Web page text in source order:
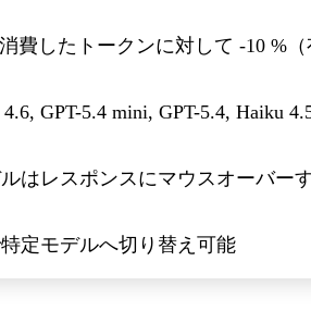
費したトークンに対して -10 %（
4.6, GPT-5.4 mini, GPT-5.4, Haiku
はレスポンスにマウスオーバー
定モデルへ切り替え可能